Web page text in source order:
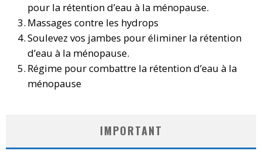
pour la rétention d’eau à la ménopause.
Massages contre les hydrops
Soulevez vos jambes pour éliminer la rétention
d’eau à la ménopause.
Régime pour combattre la rétention d’eau à la
ménopause
IMPORTANT